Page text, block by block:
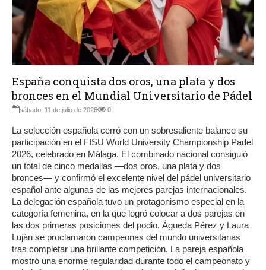
España conquista dos oros, una plata y dos
bronces en el Mundial Universitario de Pádel
sábado, 11 de julio de 2026 0
La selección española cerró con un sobresaliente balance su
participación en el FISU World University Championship Padel
2026, celebrado en Málaga. El combinado nacional consiguió
un total de cinco medallas —dos oros, una plata y dos
bronces— y confirmó el excelente nivel del pádel universitario
español ante algunas de las mejores parejas internacionales.
La delegación española tuvo un protagonismo especial en la
categoría femenina, en la que logró colocar a dos parejas en
las dos primeras posiciones del podio. Águeda Pérez y Laura
Luján se proclamaron campeonas del mundo universitarias
tras completar una brillante competición. La pareja española
mostró una enorme regularidad durante todo el campeonato y